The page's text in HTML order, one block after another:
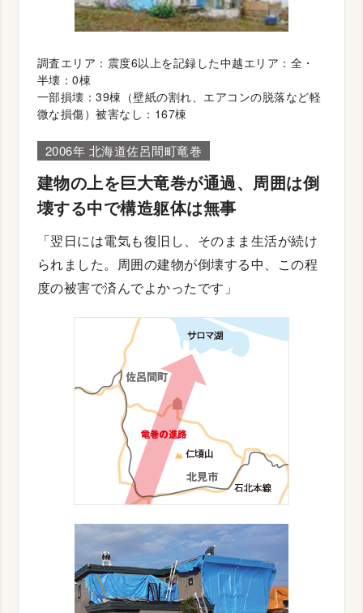
調査エリア：震度6以上を記録した中越エリア：全・
半壊：0棟
一部損壊：39棟（壁紙の割れ、エアコンの脱落など軽
微な損傷）被害なし：167棟
2006年 北海道佐呂間町竜巻
建物の上を巨大竜巻が通過、周囲は倒
壊する中で構造躯体は無事
「翌日には電気も復旧し、そのまま生活が続け
られました。周囲の建物が倒壊する中、この程
度の被害で済んでよかったです」